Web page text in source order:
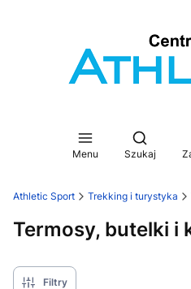
Menu
Otwórz
Szukaj
Athletic Sport Trekking i turystyka
Termosy, butelki i
Filtry